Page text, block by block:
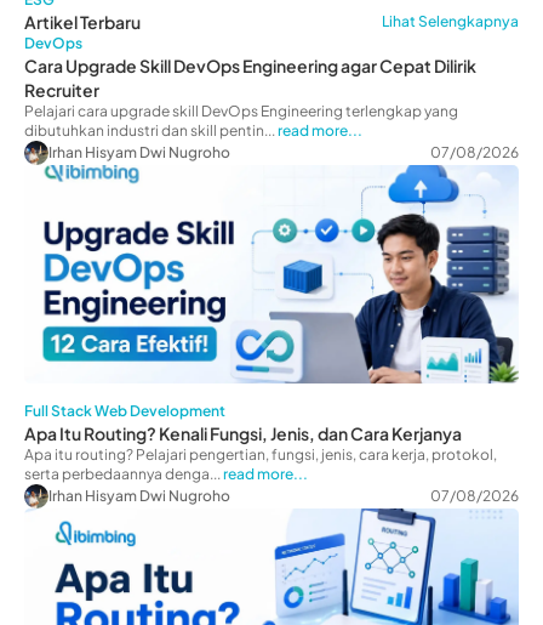
Artikel Terbaru
Lihat Selengkapnya
DevOps
Cara Upgrade Skill DevOps Engineering agar Cepat Dilirik
Recruiter
Pelajari cara upgrade skill DevOps Engineering terlengkap yang
dibutuhkan industri dan skill pentin... read more...
Irhan Hisyam Dwi Nugroho
07/08/2026
Full Stack Web Development
Apa Itu Routing? Kenali Fungsi, Jenis, dan Cara Kerjanya
Apa itu routing? Pelajari pengertian, fungsi, jenis, cara kerja, protokol,
serta perbedaannya denga... read more...
Irhan Hisyam Dwi Nugroho
07/08/2026